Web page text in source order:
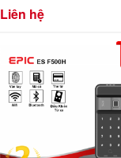
Liên hệ